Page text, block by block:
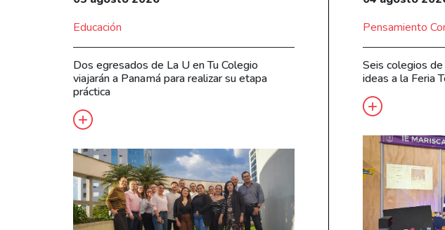
Educación
Dos egresados de La U en Tu Colegio
viajarán a Panamá para realizar su etapa
práctica
Pensamiento
Seis colegios
ideas a la Feria